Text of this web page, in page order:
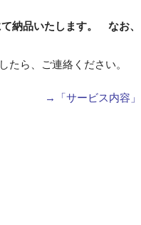
納品いたします。
なお、
たら、ご連絡ください。
→「サービス内容」